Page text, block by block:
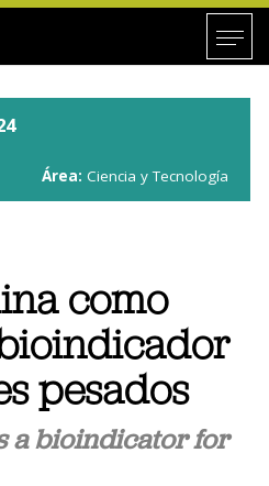
Área: Ciencia y Tecnología
como
pesados
a bioindicator for